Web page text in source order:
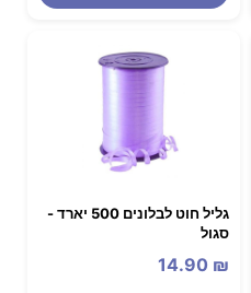
גליל חוט לבלונים 500 יארד -
סגול
14.90 ₪